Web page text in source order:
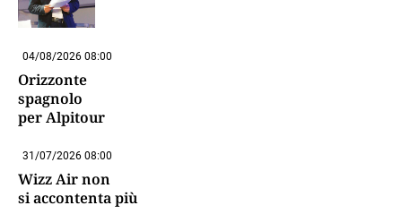
04/08/2026 08:00
Orizzonte
spagnolo
per Alpitour
31/07/2026 08:00
Wizz Air non
si accontenta più